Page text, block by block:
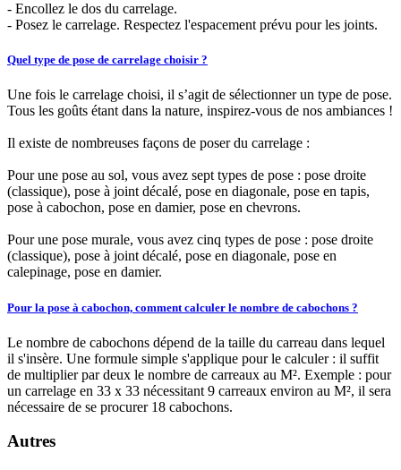
- Encollez le dos du carrelage.
- Posez le carrelage. Respectez l'espacement prévu pour les joints.
Quel type de pose de carrelage choisir ?
Une fois le carrelage choisi, il s’agit de sélectionner un type de pose.
Tous les goûts étant dans la nature, inspirez-vous de nos ambiances !
Il existe de nombreuses façons de poser du carrelage :
Pour une pose au sol, vous avez sept types de pose : pose droite
(classique), pose à joint décalé, pose en diagonale, pose en tapis,
pose à cabochon, pose en damier, pose en chevrons.
Pour une pose murale, vous avez cinq types de pose : pose droite
(classique), pose à joint décalé, pose en diagonale, pose en
calepinage, pose en damier.
Pour la pose à cabochon, comment calculer le nombre de cabochons ?
Le nombre de cabochons dépend de la taille du carreau dans lequel
il s'insère. Une formule simple s'applique pour le calculer : il suffit
de multiplier par deux le nombre de carreaux au M². Exemple : pour
un carrelage en 33 x 33 nécessitant 9 carreaux environ au M², il sera
nécessaire de se procurer 18 cabochons.
Autres